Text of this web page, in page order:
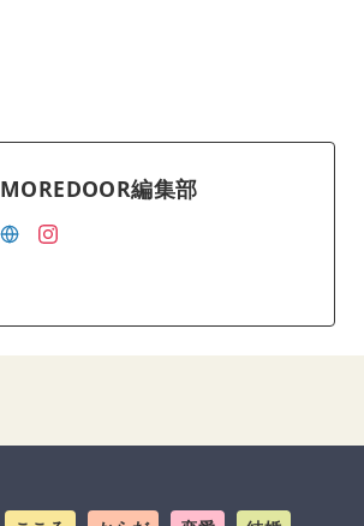
MOREDOOR編集部